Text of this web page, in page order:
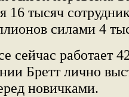
16 тысяч
силами 4
сейчас работает
Бретт лично
новичками.